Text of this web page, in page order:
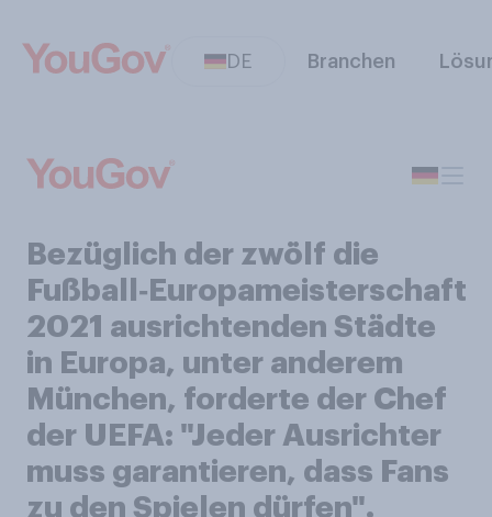
DE Branchen
Bezüglich der zwölf die
Fußball‑Europameisterschaft
2021 ausrichtenden Städte
in Europa, unter anderem
München, forderte der Chef
der UEFA: "Jeder Ausrichter
muss garantieren, dass Fans
zu den Spielen dürfen".